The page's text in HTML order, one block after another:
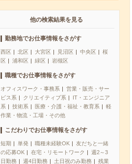
他の検索結果を見る
勤務地でお仕事情報をさがす
西区 北区 大宮区 見沼区 中央区
桜
区
浦和区 緑区 岩槻区
職種でお仕事情報をさがす
オフィスワーク・事務系
営業・販売・サー
ビス系
クリエイティブ系
IT・エンジニア
系
技術系 医療・介護・福祉・教育系
軽
作業・物流・工場・その他
こだわりでお仕事情報をさがす
短期 単発 職種未経験OK
友だちと一緒
の応募OK
在宅・リモートワーク
週2～3
日勤務
週4日勤務 土日祝のみ勤務
残業